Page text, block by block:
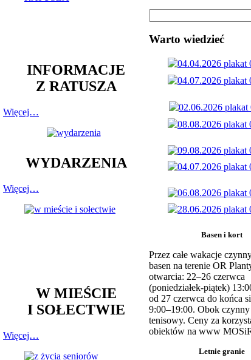
INFORMACJE
Z RATUSZA
Więcej…
WYDARZENIA
Więcej…
W MIEŚCIE
I SOŁECTWIE
Więcej…
Warto wiedzieć
Basen i kort
Przez całe wakacje
basen na terenie OR
otwarcia: 22–26 czerwca
(poniedziałek-piątek)
od 27 czerwca do końca
9:00–19:00. Obok
tenisowy. Ceny za
obiektów na www
Letnie granie